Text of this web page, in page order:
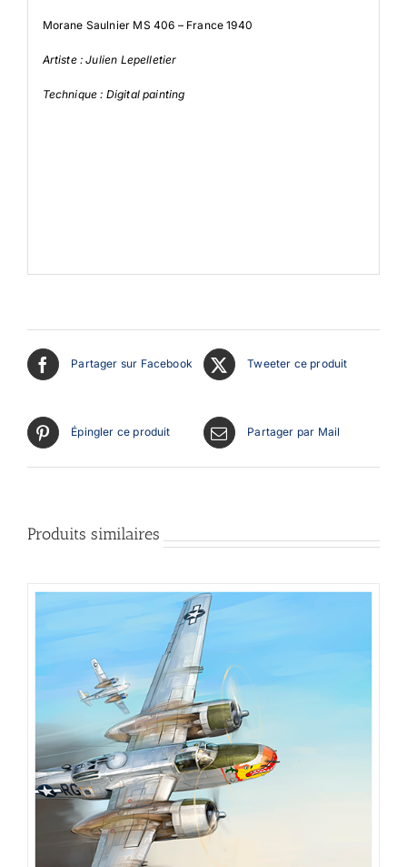
Morane Saulnier MS 406 – France 1940
Artiste : Julien Lepelletier
Technique : Digital painting
Partager sur Facebook Tweeter ce produit
Épingler ce produit Partager par Mail
Produits similaires